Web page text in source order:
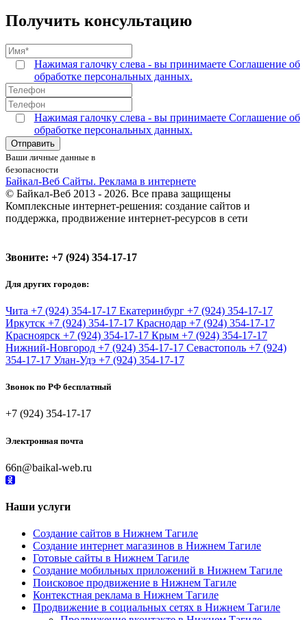
Получить консультацию
Нажимая галочку слева - вы принимаете Соглашение об
обработке персональных данных.
Нажимая галочку слева - вы принимаете Соглашение об
обработке персональных данных.
Ваши личные данные в
безопасности
Байкал-Веб Сайты. Реклама в интернете
© Байкал-Веб 2013 - 2026. Все права защищены
Комплексные интернет-решения: создание сайтов и
поддержка, продвижение интернет-ресурсов в сети
Звоните: +7 (924) 354-17-17
Для других городов:
Чита +7 (924) 354-17-17 Екатеринбург +7 (924) 354-17-17
Иркутск +7 (924) 354-17-17 Краснодар +7 (924) 354-17-17
Красноярск +7 (924) 354-17-17 Крым +7 (924) 354-17-17
Нижний-Новгород +7 (924) 354-17-17 Севастополь +7 (924)
354-17-17 Улан-Удэ +7 (924) 354-17-17
Звонок по РФ бесплатный
+7 (924) 354-17-17
Электронная почта
66n@baikal-web.ru
Наши услуги
Создание сайтов в Нижнем Тагиле
Создание интернет магазинов в Нижнем Тагиле
Готовые сайты в Нижнем Тагиле
Создание мобильных приложений в Нижнем Тагиле
Поисковое продвижение в Нижнем Тагиле
Контекстная реклама в Нижнем Тагиле
Продвижение в социальных сетях в Нижнем Тагиле